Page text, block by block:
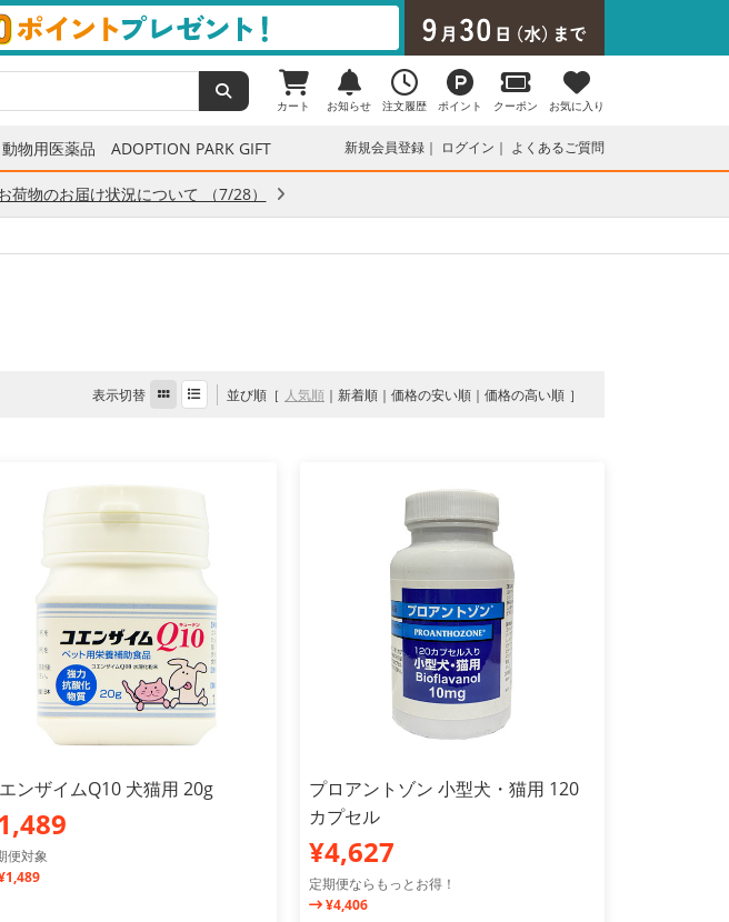
カート お知らせ 注文履歴 ポイント クーポン お気に入り
動物用医薬品 ADOPTION PARK GIFT 新規会員登録 ログイン よくあるご質問
物のお届け状況について （7/28）
表示切替 並び順 人気順 新着順 価格の安い順 価格の高い順
ンザイムQ10 犬猫用 20g
便対象
プロアントゾン 小型犬・猫用 120
カプセル
¥4,627
定期便ならもっとお得！
¥4,406